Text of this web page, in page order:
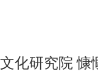
化研究院 慷